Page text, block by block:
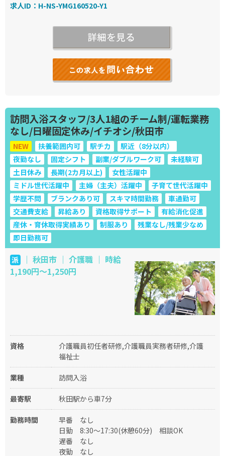
求人ID：H-NS-YMG160520-Y1
訪問入浴スタッフ/3人1組のチーム制/運転業務
なし/日曜固定休み/イチオシ/秋田市
NEW 扶養範囲内可 駅チカ
駅近（8分以内）
夜勤なし
固定シフト 副業/ダブルワーク可
未経験可
土日休み
長期(2カ月以上)
女性活躍中
ミドル世代活躍中
主婦（主夫）活躍中
子育て世代活躍中
学歴不問
ブランクあり可 スキマ時間勤務
車通勤可
交通費支給
昇給あり 資格取得サポート
有給消化促進
産休・育休取得実績あり
制服あり
残業なし/残業少なめ
即日勤務可
派｜ 秋田市 ｜ 介護職 ｜ 時給
1,190円～1,250円
資格
介護職員初任者研修,介護職員実務者研修,介護
福祉士
業種 訪問入浴
最寄駅 秋田駅から車7分
勤務時間 早番
なし
日勤
8:30～17:30(休憩60分)
相談OK
遅番
なし
夜勤
なし